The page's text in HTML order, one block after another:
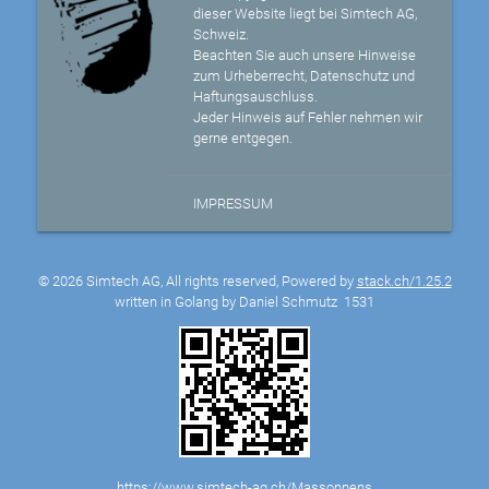
dieser Website liegt bei Simtech AG,
Schweiz.
Beachten Sie auch unsere Hinweise
zum Urheberrecht, Datenschutz und
Haftungsauschluss.
Jeder Hinweis auf Fehler nehmen wir
gerne entgegen.
IMPRESSUM
© 2026 Simtech AG, All rights reserved, Powered by stack.ch/1.25.2
written in Golang by Daniel Schmutz 1531